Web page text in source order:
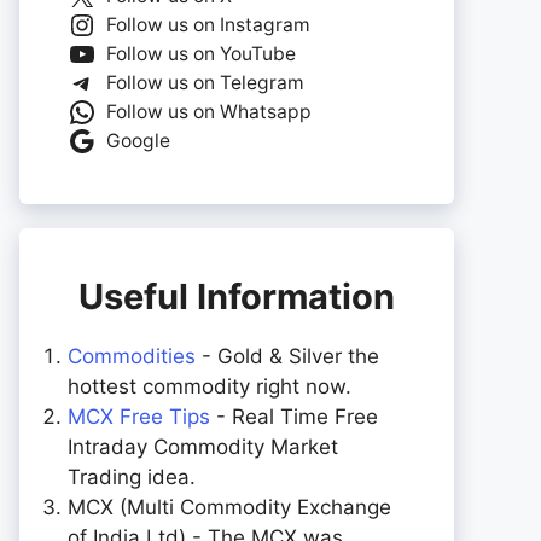
Follow us on Instagram
Follow us on YouTube
Follow us on Telegram
Follow us on Whatsapp
Google
Useful Information
Commodities - Gold & Silver the
hottest commodity right now.
MCX Free Tips - Real Time Free
Intraday Commodity Market
Trading idea.
MCX (Multi Commodity Exchange